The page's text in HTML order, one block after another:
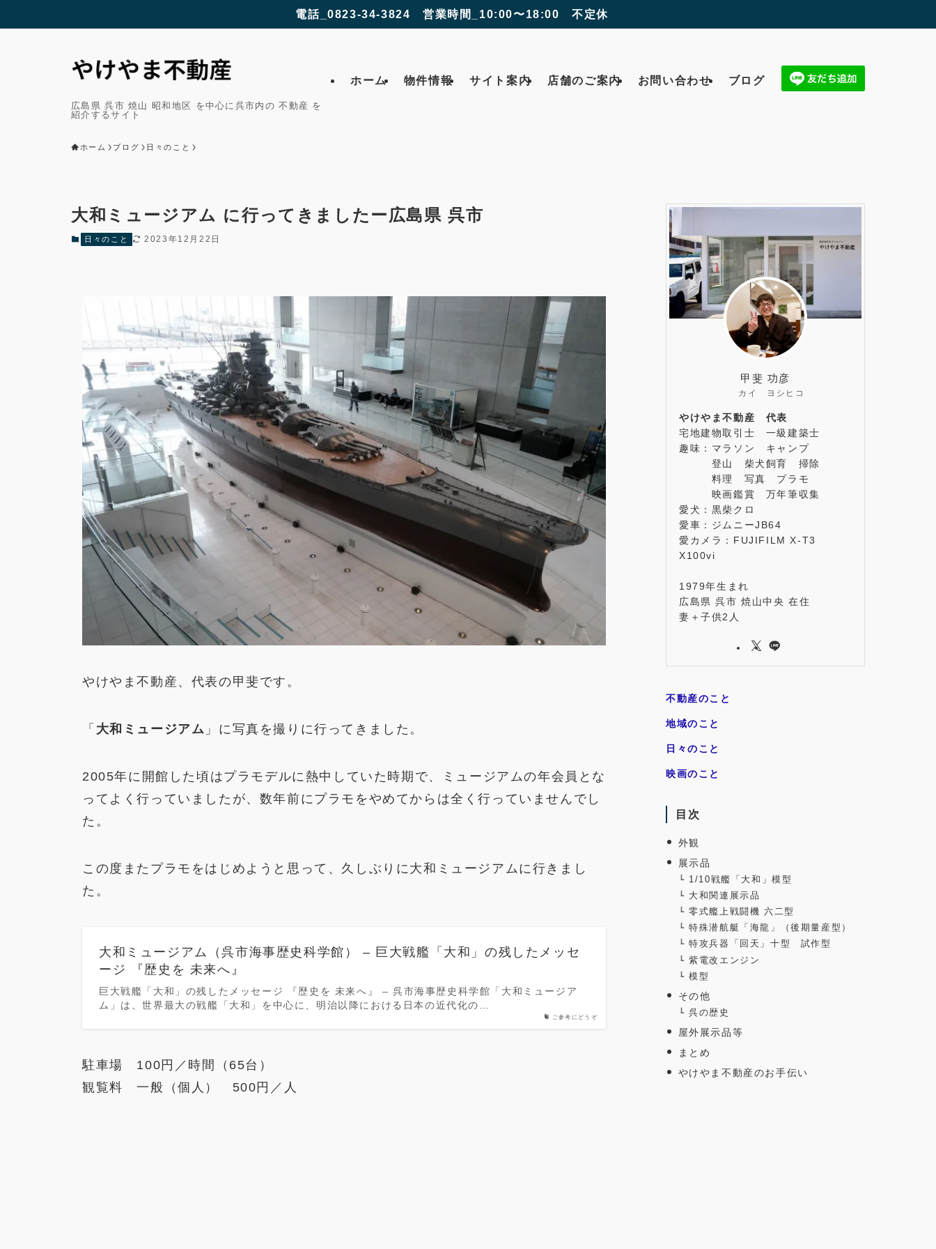
電話_0823-34-3824 営業時間_10:00〜18:00 不定休
広島県 呉市 焼山 昭和地区 を中心に呉市内の 不動産 を
紹介するサイト
ホーム 物件情報 サイト案内 店舗のご案内 お問い合わせ ブログ
ホーム ブログ 日々のこと
大和ミュージアム に行ってきましたー広島県 呉市
日々のこと 2023年12月22日
やけやま不動産、代表の甲斐です。
「 大和ミュージアム 」に写真を撮りに行ってきました。
2005年に開館した頃はプラモデルに熱中していた時期で、ミュージアムの年会員とな
ってよく行っていましたが、数年前にプラモをやめてからは全く行っていませんでし
た。
この度またプラモをはじめようと思って、久しぶりに大和ミュージアムに行きまし
た。
ご参考にどうぞ
大和ミュージアム（呉市海事歴史科学館） – 巨大戦艦「大和」の残したメッセ
ージ 『歴史を 未来へ』
巨大戦艦「大和」の残したメッセージ 『歴史を 未来へ』 – 呉市海事歴史科学館「大和ミュージア
ム」は、世界最大の戦艦「大和」を中心に、明治以降における日本の近代化の…
駐車場 100円／時間（65台）
観覧料 一般（個人） 500円／人
甲斐 功彦
カイ ヨシヒコ
やけやま不動産 代表
宅地建物取引士 一級建築士
趣味：マラソン キャンプ
登山 柴犬飼育 掃除
料理 写真 プラモ
映画鑑賞 万年筆収集
愛犬：黒柴クロ
愛車：ジムニーJB64
愛カメラ：FUJIFILM X-T3
X100vi
1979年生まれ
広島県 呉市 焼山中央 在住
妻＋子供2人
不動産のこと
地域のこと
日々のこと
映画のこと
目次
外観
展示品
1/10戦艦「大和」模型
大和関連展示品
零式艦上戦闘機 六二型
特殊潜航艇「海龍」（後期量産型）
特攻兵器「回天」十型 試作型
紫電改エンジン
模型
その他
呉の歴史
屋外展示品等
まとめ
やけやま不動産のお手伝い